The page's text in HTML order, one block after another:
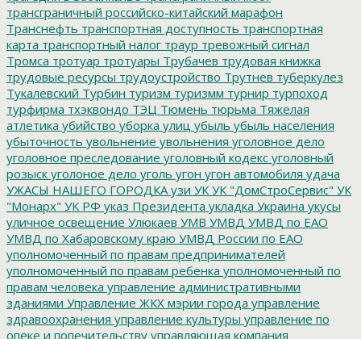
трансграничный российско-китайский марафон
Транснефть транспортная доступность транспортная
карта транспортный налог траур тревожный сигнал
Тромса тротуар тротуары Трубачев трудовая книжка
трудовые ресурсы трудоустройство Трутнев туберкулез
Тукалевский Турбин туризм туризмм турнир турпоход
турфирма тхэквондо ТЭЦ Тюмень тюрьма Тяжелая
атлетика убийство уборка улиц убыль убыль населения
убыточность увольнение увольнения уголовное дело
уголовное преследование уголовный кодекс уголовный
розыск уголоное дело уголь угон угон автомобиля удача
УЖАСЫ НАШЕГО ГОРОДКА узи УК УК "ДомСтроСервис" УК
"Монарх" УК РФ указ Президента укладка Украина укусы
уличное освещение Улюкаев УМВ УМВД УМВД по ЕАО
УМВД по Хабаровскому краю УМВД России по ЕАО
уполномоченный по правам предпринимателей
уполномоченный по правам ребенка уполномоченный по
правам человека управление административными
зданиями Управление ЖКХ мэрии города управление
здравоохранения управление культуры управление по
опеке и попечительству управляющая компания